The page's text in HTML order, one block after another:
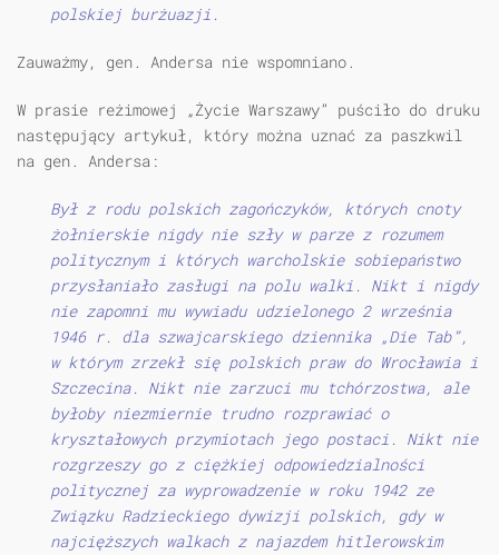
polskiej burżuazji.
Zauważmy, gen. Andersa nie wspomniano.
W prasie reżimowej „Życie Warszawy” puściło do druku
następujący artykuł, który można uznać za paszkwil
na gen. Andersa:
Był z rodu polskich zagończyków, których cnoty
żołnierskie nigdy nie szły w parze z rozumem
politycznym i których warcholskie sobiepaństwo
przysłaniało zasługi na polu walki. Nikt i nigdy
nie zapomni mu wywiadu udzielonego 2 września
1946 r. dla szwajcarskiego dziennika „Die Tab”,
w którym zrzekł się polskich praw do Wrocławia i
Szczecina. Nikt nie zarzuci mu tchórzostwa, ale
byłoby niezmiernie trudno rozprawiać o
kryształowych przymiotach jego postaci. Nikt nie
rozgrzeszy go z ciężkiej odpowiedzialności
politycznej za wyprowadzenie w roku 1942 ze
Związku Radzieckiego dywizji polskich, gdy w
najcięższych walkach z najazdem hitlerowskim